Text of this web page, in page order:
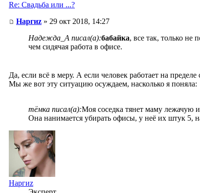
Re: Свадьба или ...?
Наргиz » 29 окт 2018, 14:27
Надежда_А писал(а):бабайка, все так, только не
чем сидячая работа в офисе.
Да, если всё в меру. А если человек работает на
Мы же вот эту ситуацию осуждаем, насколько я поняла:
тёмка писал(а):Моя соседка тянет маму лежачую
Она нанимается убирать офисы, у неё их штук 5,
Наргиz